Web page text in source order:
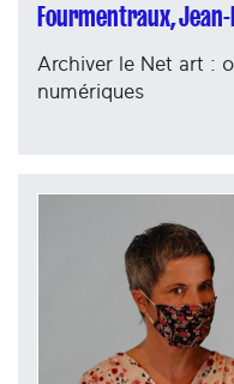
Fourmentraux, Jean-
Archiver le Net art :
numériques